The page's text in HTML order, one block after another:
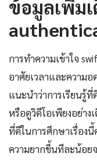
ข้อมูลเพิ่ม
การทำความเข้าใจ
อาศัยเวลาและความ
แนะนำว่าการเรียนรู้
หรือดูวิดีโอเพียงอย่า
ที่ดีในการศึกษาเรื่อง
ความยากขึ้นทีละน้อย